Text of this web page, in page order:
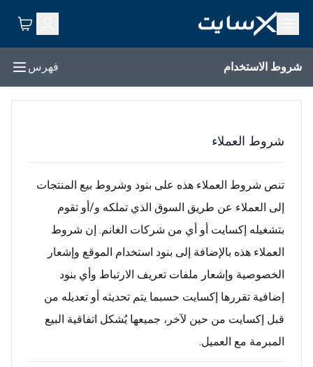
شروط الاستخدام فهرس
شروط العملاء
تنص شروط العملاء هذه على بنود وشروط بيع المنتجات
إلى العملاء عن طريق السوق الذي تملكه و/أو تقوم
بتشغيله إكسايت أو أي من شركات الغانم. إن شروط
العملاء هذه بالإضافة إلى بنود استخدام الموقع وإشعار
الخصوصية وإشعار ملفات تعريف الارتباط وأي بنود
إضافية تقررها إكسايت حسبما يتم تحديثه أو تعديله من
قبل إكسايت من حين لآخر، جميعها يُشكل اتفاقية البيع
المبرمة مع العميل.